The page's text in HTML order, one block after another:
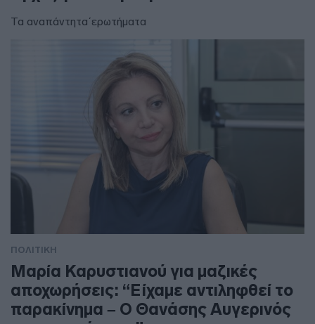
Τα αναπάντητα΄ερωτήματα
ΠΟΛΙΤΙΚΗ
Μαρία Καρυστιανού για μαζικές
αποχωρήσεις: “Είχαμε αντιληφθεί το
παρακίνημα – Ο Θανάσης Αυγερινός